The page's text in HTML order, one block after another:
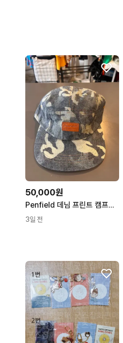
50,000원
Penfield 데님 프린트 캠프캡 (FREE)
3일 전